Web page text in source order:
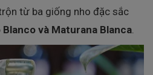
từ ba giống nho đặc sắc
và Maturana Blanca.